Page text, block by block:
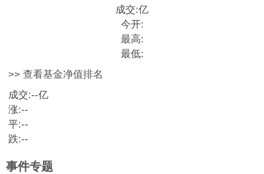
成交:亿
今开:
最高:
最低:
>> 查看基金净值排名
成交:--亿
涨:--
平:--
跌:--
事件专题